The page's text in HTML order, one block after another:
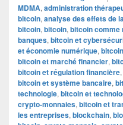
MDMA, administration
bitcoin, analyse des effets de
bitcoin, bitcoin, bitcoin comme
banques, bitcoin et
et économie numérique,
bitcoin et marché financier,
bitcoin et régulation financière,
bitcoin et système bancaire,
technologie, bitcoin et
crypto-monnaies, bitcoin et
les entreprises, blockchain,